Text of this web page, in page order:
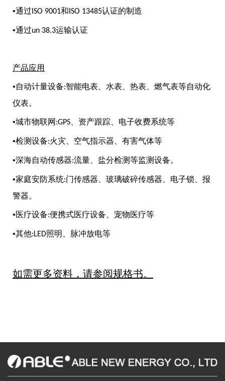
•通过 ISO 9001和 ISO 13485认证的制造
•通过un 38.3运输认证
产品应用
•自动计量设备:智能电表、水表、热表、燃气表等自动化
仪表。
•城市物联网 :GPS 、资产跟踪、电子收费系统等
•检测设备:火灾、空气指示器、有害气体等
•深海自动传感器:流量、盐分检测等监测设备。
•家庭安防系统:门传感器、玻璃破碎传感器、电子锁、报
警器。
•医疗设备:便携式医疗设备、宠物医疗等
•其他:LED照明、脉冲放电等
如需更多资料，请参阅规格书。